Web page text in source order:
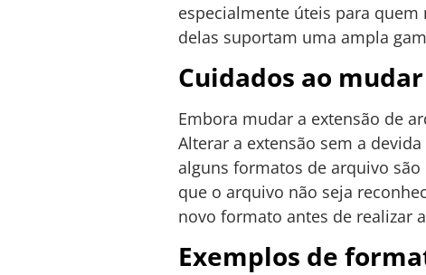
especialmente úteis para
delas suportam uma ampla
Cuidados ao
Embora mudar a extensão de
Alterar a extensão sem a
alguns formatos de arquivo
que o arquivo não seja
novo formato antes de realizar
Exemplos de